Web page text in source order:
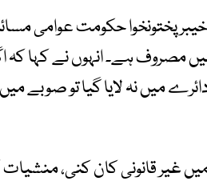
خیبرپختونخوا حکومت عوامی
مصروف ہے۔ انہوں نے کہا کہ
دائرے میں نہ لایا گیا تو
غیر قانونی کان کنی، منشیات